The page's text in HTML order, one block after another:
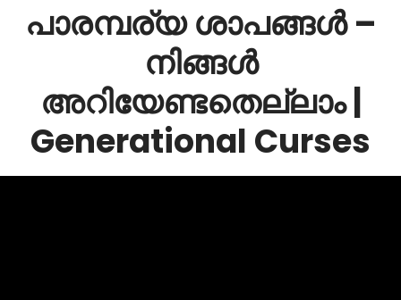
പാരമ്പര്യ ശാപങ്ങൾ –
നിങ്ങൾ
അറിയേണ്ടതെല്ലാം |
Generational Curses